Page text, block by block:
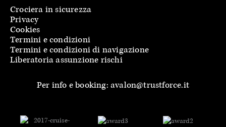
Crociera in sicurezza
Privacy
Cookies
Termini e condizioni
Termini e condizioni di navigazione
Liberatoria assunzione rischi
Per info e booking: avalon@trustforce.it